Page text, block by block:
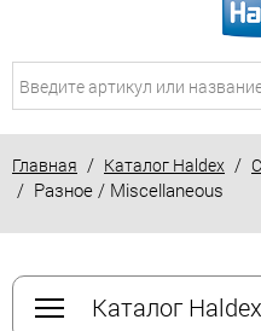
Главная / Каталог Haldex /
/ Разное / Miscellaneous
Каталог Haldex